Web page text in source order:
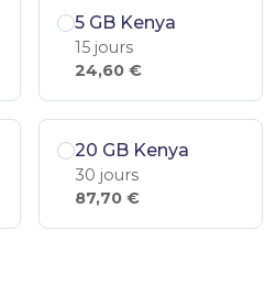
5 GB Kenya
15 jours
24,60 €
20 GB Kenya
30 jours
87,70 €